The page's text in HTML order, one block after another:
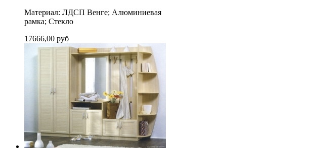
Материал: ЛДСП Венге; Алюминиевая
рамка; Стекло
17666,00 руб